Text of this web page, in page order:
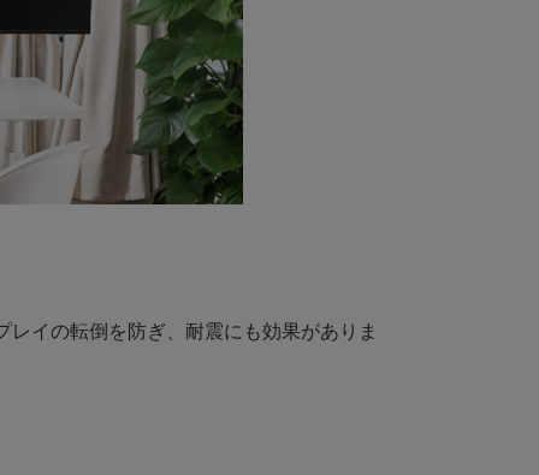
イの転倒を防ぎ、耐震にも効果がありま